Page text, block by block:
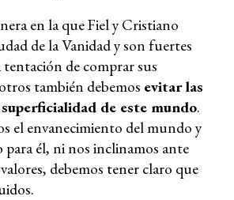
en la que Fiel y Cristiano
de la Vanidad y son fuertes
de comprar sus
también debemos evitar las
de este mundo.
el envanecimiento del mundo y
para él, ni nos inclinamos ante
debemos tener claro que